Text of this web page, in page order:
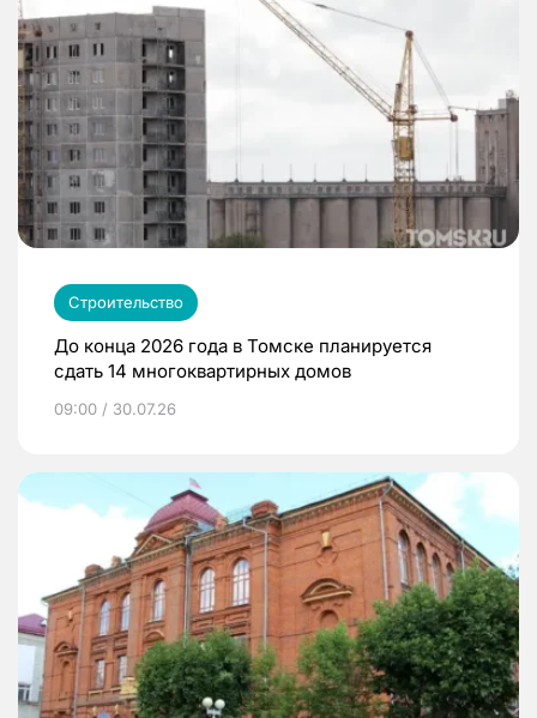
Строительство
До конца 2026 года в Томске планируется
сдать 14 многоквартирных домов
09:00 / 30.07.26